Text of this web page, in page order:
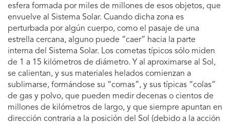
esfera formada por miles de millones de esos objetos, que
envuelve al Sistema Solar. Cuando dicha zona es
perturbada por algún cuerpo, como el pasaje de una
estrella cercana, alguno puede “caer” hacia la parte
interna del Sistema Solar. Los cometas típicos sólo miden
de 1 a 15 kilómetros de diámetro. Y al aproximarse al Sol,
se calientan, y sus materiales helados comienzan a
sublimarse, formándose su “comas”, y sus típicas “colas”
de gas y polvo, que pueden medir decenas o cientos de
millones de kilómetros de largo, y que siempre apuntan en
dirección contraria a la posición del Sol (debido a la acción